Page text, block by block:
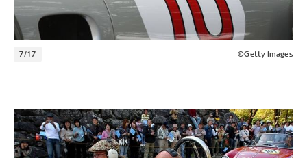
7/17 ©Getty Images